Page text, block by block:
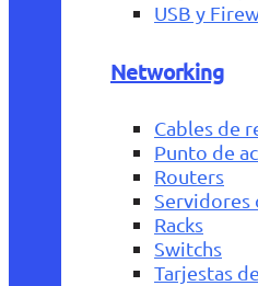
USB y
Networking
Cables de
Punto de
Routers
Servidores
Racks
Switchs
Tarjestas